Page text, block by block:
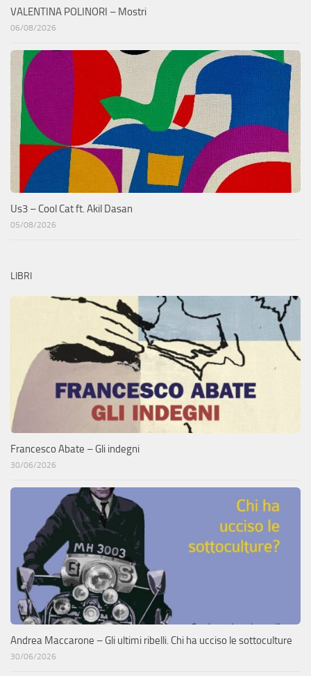
VALENTINA POLINORI – Mostri
06/08/2026
Us3 – Cool Cat ft. Akil Dasan
05/08/2026
LIBRI
Francesco Abate – Gli indegni
30/06/2026
Andrea Maccarone – Gli ultimi ribelli. Chi ha ucciso le sottoculture
30/06/2026